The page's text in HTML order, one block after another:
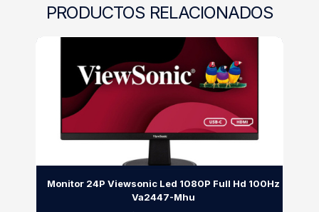
PRODUCTOS RELACIONADOS
Monitor 24P Viewsonic Led 1080P Full Hd 100Hz
Va2447-Mhu